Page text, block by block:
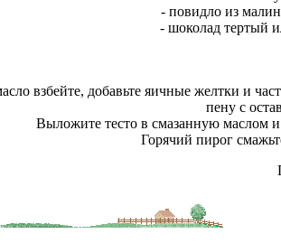
- повидло из
- шоколад тертый
взбейте, добавьте яичные желтки и
пену с
Выложите тесто в смазанную маслом
Горячий пирог